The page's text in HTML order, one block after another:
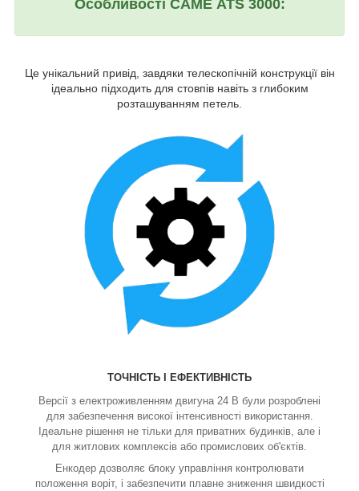
Особливості САМЕ ATS 3000:
Це унікальний привід, завдяки телескопічній конструкції він
ідеально підходить для стовпів навіть з глибоким
розташуванням петель.
ТОЧНІСТЬ І ЕФЕКТИВНІСТЬ
Версії з електроживленням двигуна 24 В були розроблені
для забезпечення високої інтенсивності використання.
Ідеальне рішення не тільки для приватних будинків, але і
для житлових комплексів або промислових об'єктів.
Енкодер дозволяє блоку управління контролювати
положення воріт, і забезпечити плавне зниження швидкості